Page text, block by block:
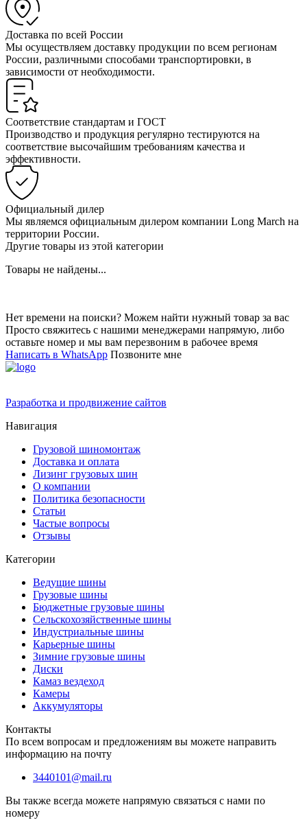
Доставка по всей России
Мы осуществляем доставку продукции по всем регионам
России, различными способами транспортировки, в
зависимости от необходимости.
Соответствие стандартам и ГОСТ
Производство и продукция регулярно тестируются на
соответствие высочайшим требованиям качества и
эффективности.
Официальный дилер
Мы являемся официальным дилером компании Long March на
территории России.
Другие товары из этой категории
Товары не найдены...
Нет времени на поиски? Можем найти нужный товар за вас
Просто свяжитесь с нашими менеджерами напрямую, либо
оставьте номер и мы вам перезвоним в рабочее время
Написать в WhatsApp Позвоните мне
Разработка и продвижение сайтов
Навигация
Грузовой шиномонтаж
Доставка и оплата
Лизинг грузовых шин
О компании
Политика безопасности
Статьи
Частые вопросы
Отзывы
Категории
Ведущие шины
Грузовые шины
Бюджетные грузовые шины
Сельскохозяйственные шины
Индустриальные шины
Карьерные шины
Зимние грузовые шины
Диски
Камаз вездеход
Камеры
Аккумуляторы
Контакты
По всем вопросам и предложениям вы можете направить
информацию на почту
3440101@mail.ru
Вы также всегда можете напрямую связаться с нами по
номеру